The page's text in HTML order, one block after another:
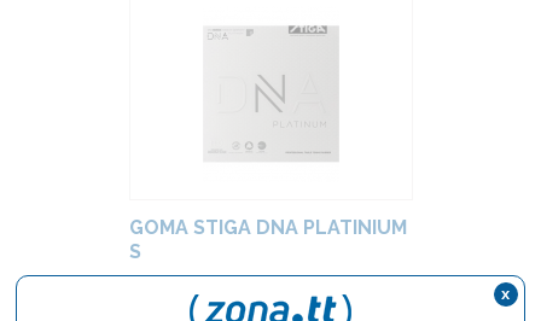
GOMA STIGA DNA PLATINIUM
S
Negro, Rojo
x